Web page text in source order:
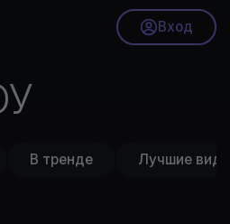
Вход
В тренде Лучшие